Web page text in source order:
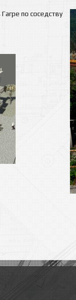
по соседству